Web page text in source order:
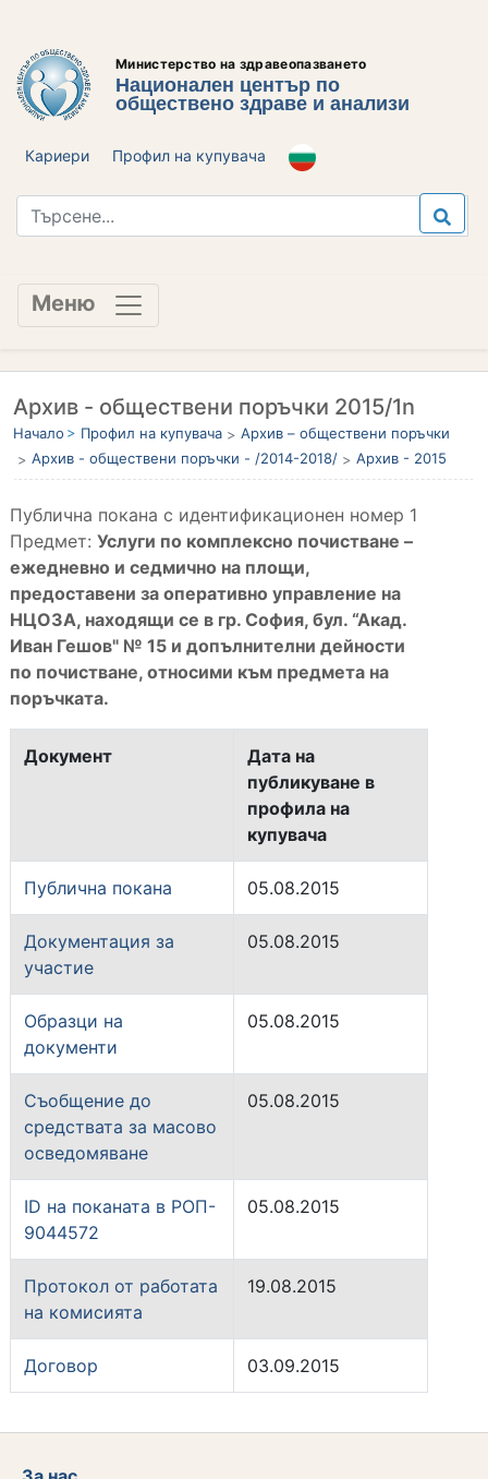
Министерство на здравеопазването
Национален център по
обществено здраве и анализи
Кариери Профил на купувача
Меню
Архив - обществени поръчки 2015/1n
Начало Профил на купувача
Архив – обществени поръчки
Архив - обществени поръчки - /2014-2018/
Архив - 2015
Публична покана с идентификационен номер 1
Предмет: Услуги по комплексно почистване –
ежедневно и седмично на площи,
предоставени за оперативно управление на
НЦОЗА, находящи се в гр. София, бул. “Акад.
Иван Гешов" № 15 и допълнителни дейности
по почистване, относими към предмета на
поръчката.
Документ
Дата на
публикуване в
профила на
купувача
Публична покана 05.08.2015
Документация за
участие
05.08.2015
Образци на
документи
05.08.2015
Съобщение до
средствата за масово
осведомяване
05.08.2015
ID на поканата в РОП-
9044572
05.08.2015
Протокол от работата
на комисията
19.08.2015
Договор 03.09.2015